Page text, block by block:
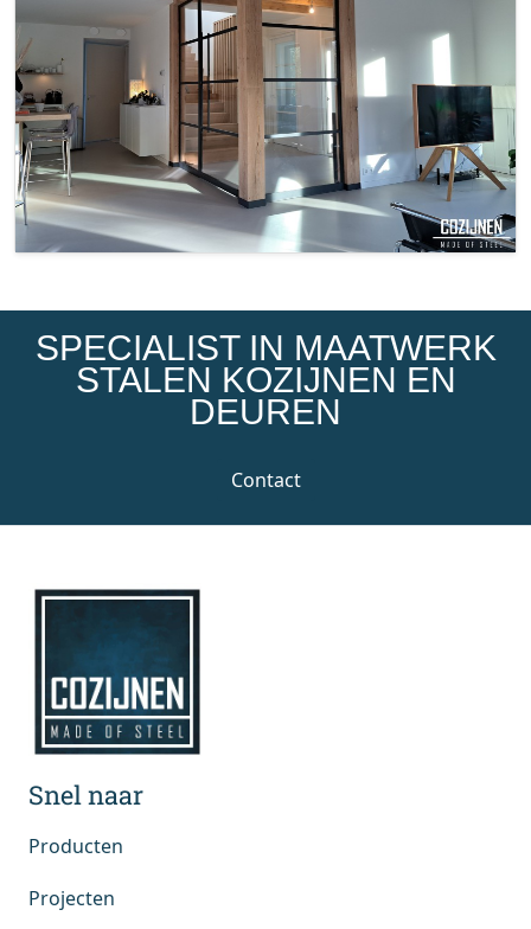
SPECIALIST IN MAATWERK
STALEN KOZIJNEN EN
DEUREN
Contact
Snel naar
Producten
Projecten